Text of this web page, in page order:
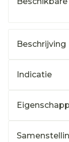
Beschrijving
Indicatie